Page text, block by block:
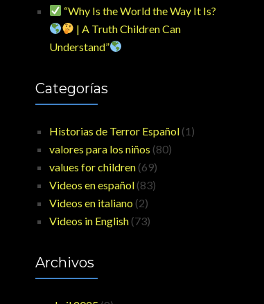
“Why Is the World the Way It Is?
| A Truth Children Can
Understand”
Categorías
Historias de Terror Español(1)
valores para los niños (80)
values for children(69)
Videos en español(83)
Videos en italiano(2)
Videos in English(73)
Archivos